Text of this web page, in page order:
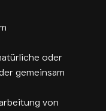
oder
gemeinsam
von